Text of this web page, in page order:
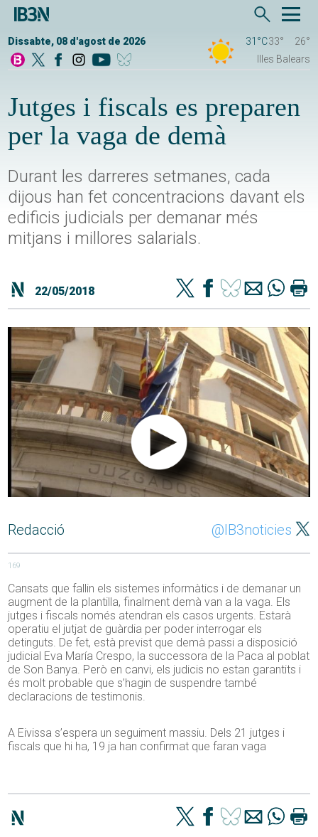
Dissabte, 08 d'agost de 2026 31°C33°
26°
Illes Balears
Jutges i fiscals es preparen
per la vaga de demà
Durant les darreres setmanes, cada
dijous han fet concentracions davant els
edificis judicials per demanar més
mitjans i millores salarials.
22/05/2018
Redacció @IB3noticies
169
Cansats que fallin els sistemes informàtics i de demanar un
augment de la plantilla, finalment demà van a la vaga. Els
jutges i fiscals només atendran els casos urgents. Estarà
operatiu el jutjat de guàrdia per poder interrogar els
detinguts. De fet, està previst que demà passi a disposició
judicial Eva María Crespo, la successora de la Paca al poblat
de Son Banya. Però en canvi, els judicis no estan garantits i
és molt probable que s’hagin de suspendre també
declaracions de testimonis.
A Eivissa s’espera un seguiment massiu. Dels 21 jutges i
fiscals que hi ha, 19 ja han confirmat que faran vaga